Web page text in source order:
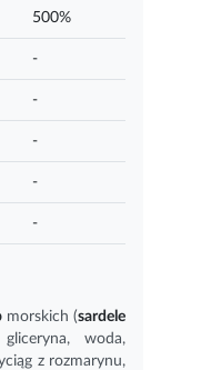
500%
-
-
-
-
-
morskich (sardele
woda,
z rozmarynu,